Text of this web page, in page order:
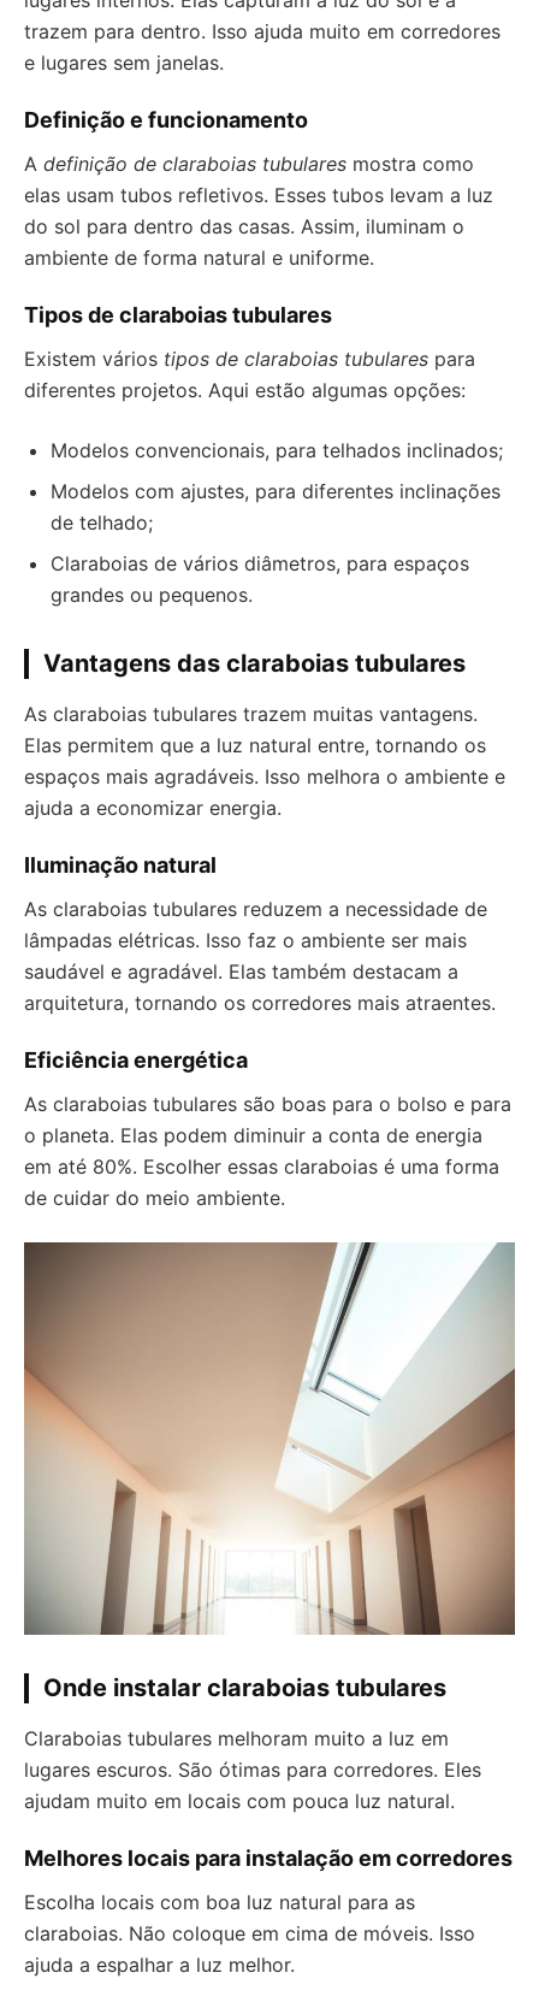
trazem para dentro. Isso ajuda muito em corredores
e lugares sem janelas.
Definição e funcionamento
A definição de claraboias tubulares mostra como
elas usam tubos refletivos. Esses tubos levam a luz
do sol para dentro das casas. Assim, iluminam o
ambiente de forma natural e uniforme.
Tipos de claraboias tubulares
Existem vários tipos de claraboias tubulares para
diferentes projetos. Aqui estão algumas opções:
Modelos convencionais, para telhados inclinados;
Modelos com ajustes, para diferentes inclinações
de telhado;
Claraboias de vários diâmetros, para espaços
grandes ou pequenos.
Vantagens das claraboias tubulares
As claraboias tubulares trazem muitas vantagens.
Elas permitem que a luz natural entre, tornando os
espaços mais agradáveis. Isso melhora o ambiente e
ajuda a economizar energia.
Iluminação natural
As claraboias tubulares reduzem a necessidade de
lâmpadas elétricas. Isso faz o ambiente ser mais
saudável e agradável. Elas também destacam a
arquitetura, tornando os corredores mais atraentes.
Eficiência energética
As claraboias tubulares são boas para o bolso e para
o planeta. Elas podem diminuir a conta de energia
em até 80%. Escolher essas claraboias é uma forma
de cuidar do meio ambiente.
Onde instalar claraboias tubulares
Claraboias tubulares melhoram muito a luz em
lugares escuros. São ótimas para corredores. Eles
ajudam muito em locais com pouca luz natural.
Melhores locais para instalação em corredores
Escolha locais com boa luz natural para as
claraboias. Não coloque em cima de móveis. Isso
ajuda a espalhar a luz melhor.